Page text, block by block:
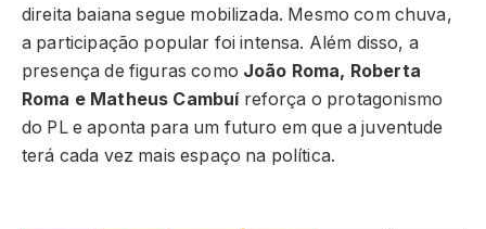
direita baiana segue mobilizada. Mesmo com chuva,
a participação popular foi intensa. Além disso, a
presença de figuras como João Roma, Roberta
Roma e Matheus Cambuíreforça o protagonismo
do PL e aponta para um futuro em que a juventude
terá cada vez mais espaço na política.